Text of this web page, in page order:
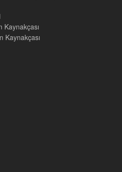
Kaynakçası
Kaynakçası